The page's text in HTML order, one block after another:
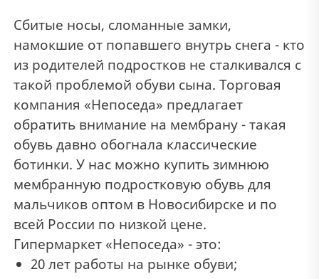
Сбитые носы, сломанные замки,
намокшие от попавшего внутрь снега - кто
из родителей подростков не сталкивался с
такой проблемой обуви сына. Торговая
компания «Непоседа» предлагает
обратить внимание на мембрану - такая
обувь давно обогнала классические
ботинки. У нас можно купить зимнюю
мембранную подростковую обувь для
мальчиков оптом в Новосибирске и по
всей России по низкой цене.
Гипермаркет «Непоседа» - это:
20 лет работы на рынке обуви;